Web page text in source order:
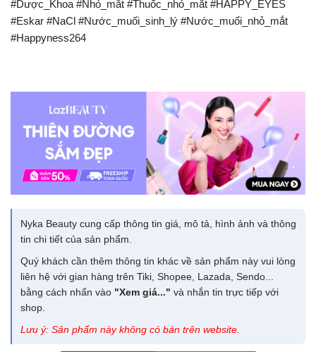
#Dược_Khoa #Nhỏ_mắt #Thuốc_nhỏ_mắt #HAPPY_EYES
#Eskar #NaCl #Nước_muối_sinh_lý #Nước_muối_nhỏ_mắt
#Happyness264
Nyka Beauty cung cấp thông tin giá, mô tả, hình ảnh và thông
tin chi tiết của sản phẩm.
Quý khách cần thêm thông tin khác về sản phẩm này vui lòng
liên hệ với gian hàng trên Tiki, Shopee, Lazada, Sendo...
bằng cách nhấn vào "Xem giá..." và nhắn tin trực tiếp với
shop.
Lưu ý: Sản phẩm này không có bán trên website.